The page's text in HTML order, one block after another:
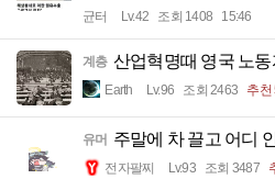
균터 Lv.42 조회 1408 15:46
계층 산업혁명때 영국 노동
Earth Lv.96 조회 2463 추천
유머 주말에 차 끌고 어디
전자팔찌 Lv.93 조회 3487